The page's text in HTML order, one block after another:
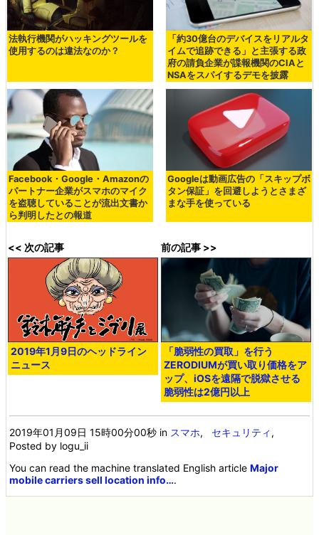
法執行機関がハッキングツールを
使用するのは違法なのか？
「約30億台のデバイスをリアルタ
イムで追跡できる」と主張する政
府の請負企業が諜報機関のCIAと
NSAをスパイするデモを披露
Facebook・Google・Amazonの
パートナー企業がスマホのマイク
を盗聴していることが流出文書か
ら判明したとの報道
Googleは動画広告の「スキップボ
タン保証」を回避しようとさまざ
まな手を使っている
<< 次の記事
2019年1月9日のヘッドライン
ニュース
前の記事 >>
「脆弱性の買取」を行う
ZERODIUMが買い取り価格をア
ップ、iOSを遠隔で脱獄させる
脆弱性は2億円以上
2019年01月09日 15時00分00秒 in スマホ, セキュリティ ,
Posted by logu_ii
You can read the machine translated English articleMajor
mobile carriers sell location info….